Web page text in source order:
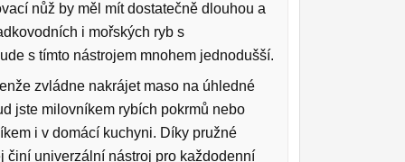
nůž by měl mít dostatečně dlouhou a
i mořských ryb s
s tímto nástrojem mnohem jednodušší.
zvládne nakrájet maso na úhledné
jste milovníkem rybích pokrmů nebo
i v domácí kuchyni. Díky pružné
činí univerzální nástroj pro každodenní